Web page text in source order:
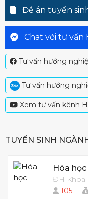
Đề án tuyển
Chat với tư vấn
Tư vấn hướng
Tư vấn hướng
Xem tư vấn kênh
TUYỂN SINH
Hóa học
ĐH Khoa
105